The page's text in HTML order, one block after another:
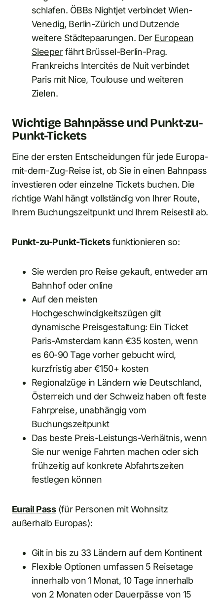
schlafen. ÖBBs Nightjet verbindet Wien-
Venedig, Berlin-Zürich und Dutzende
weitere Städtepaarungen. Der European
Sleeperfährt Brüssel-Berlin-Prag.
Frankreichs Intercités de Nuit verbindet
Paris mit Nice, Toulouse und weiteren
Zielen.
Wichtige Bahnpässe und Punkt-zu-
Punkt-Tickets
Eine der ersten Entscheidungen für jede Europa-
mit-dem-Zug-Reise ist, ob Sie in einen Bahnpass
investieren oder einzelne Tickets buchen. Die
richtige Wahl hängt vollständig von Ihrer Route,
Ihrem Buchungszeitpunkt und Ihrem Reisestil ab.
Punkt-zu-Punkt-Ticketsfunktionieren so:
Sie werden pro Reise gekauft, entweder am
Bahnhof oder online
Auf den meisten
Hochgeschwindigkeitszügen gilt
dynamische Preisgestaltung: Ein Ticket
Paris-Amsterdam kann €35 kosten, wenn
es 60-90 Tage vorher gebucht wird,
kurzfristig aber €150+ kosten
Regionalzüge in Ländern wie Deutschland,
Österreich und der Schweiz haben oft feste
Fahrpreise, unabhängig vom
Buchungszeitpunkt
Das beste Preis-Leistungs-Verhältnis, wenn
Sie nur wenige Fahrten machen oder sich
frühzeitig auf konkrete Abfahrtszeiten
festlegen können
Eurail Pass(für Personen mit Wohnsitz
außerhalb Europas):
Gilt in bis zu 33 Ländern auf dem Kontinent
Flexible Optionen umfassen 5 Reisetage
innerhalb von 1 Monat, 10 Tage innerhalb
von 2 Monaten oder Dauerpässe von 15